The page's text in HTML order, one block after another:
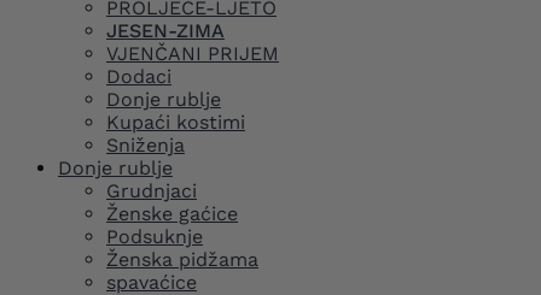
PROLJEĆE-LJETO
JESEN-ZIMA
VJENČANI PRIJEM
Dodaci
Donje rublje
Kupaći kostimi
Sniženja
Donje rublje
Grudnjaci
Ženske gaćice
Podsuknje
Ženska pidžama
spavaćice